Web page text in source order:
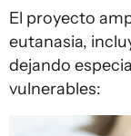
El proyecto
eutanasia,
dejando
vulnerables: